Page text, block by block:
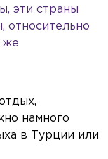
эти страны
относительно
же
намного
в Турции или